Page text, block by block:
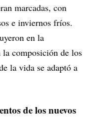
marcadas, con
e inviernos fríos.
en la
composición de los
la vida se adaptó a
de los nuevos